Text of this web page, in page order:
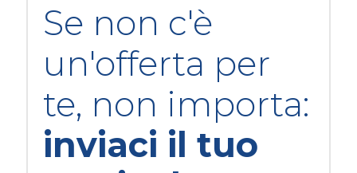
Se non c'è
un'offerta per
te, non importa:
inviaci il tuo